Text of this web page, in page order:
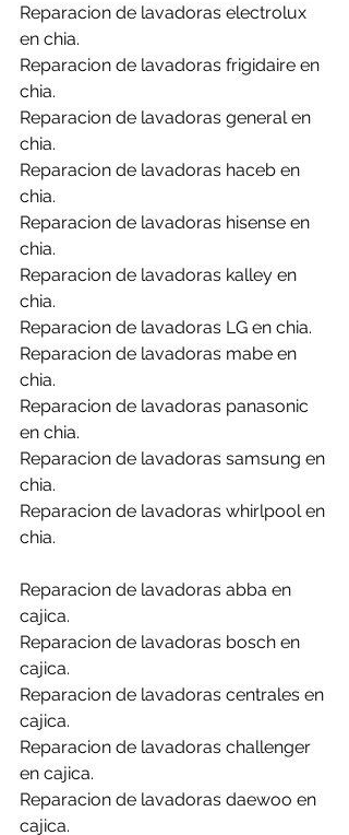
Reparacion de lavadoras electrolux
en chia.
Reparacion de lavadoras frigidaire en
chia.
Reparacion de lavadoras general en
chia.
Reparacion de lavadoras haceb en
chia.
Reparacion de lavadoras hisense en
chia.
Reparacion de lavadoras kalley en
chia.
Reparacion de lavadoras LG en chia.
Reparacion de lavadoras mabe en
chia.
Reparacion de lavadoras panasonic
en chia.
Reparacion de lavadoras samsung en
chia.
Reparacion de lavadoras whirlpool en
chia.
Reparacion de lavadoras abba en
cajica.
Reparacion de lavadoras bosch en
cajica.
Reparacion de lavadoras centrales en
cajica.
Reparacion de lavadoras challenger
en cajica.
Reparacion de lavadoras daewoo en
cajica.